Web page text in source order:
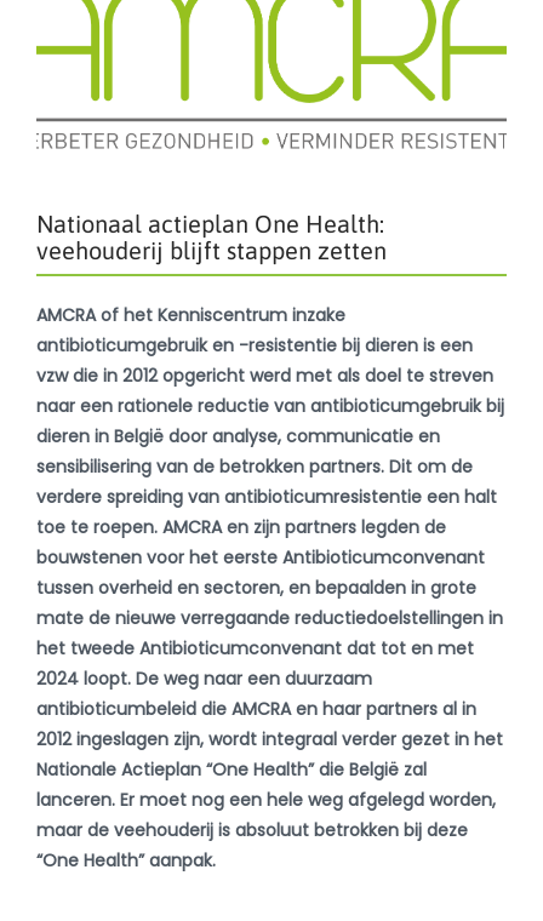
Nationaal actieplan One Health:
veehouderij blijft stappen zetten
AMCRA of het Kenniscentrum inzake
antibioticumgebruik en -resistentie bij dieren is een
vzw die in 2012 opgericht werd met als doel te streven
naar een rationele reductie van antibioticumgebruik bij
dieren in België door analyse, communicatie en
sensibilisering van de betrokken partners. Dit om de
verdere spreiding van antibioticumresistentie een halt
toe te roepen. AMCRA en zijn partners legden de
bouwstenen voor het eerste Antibioticumconvenant
tussen overheid en sectoren, en bepaalden in grote
mate de nieuwe verregaande reductiedoelstellingen in
het tweede Antibioticumconvenant dat tot en met
2024 loopt. De weg naar een duurzaam
antibioticumbeleid die AMCRA en haar partners al in
2012 ingeslagen zijn, wordt integraal verder gezet in het
Nationale Actieplan “One Health” die België zal
lanceren. Er moet nog een hele weg afgelegd worden,
maar de veehouderij is absoluut betrokken bij deze
“One Health” aanpak.